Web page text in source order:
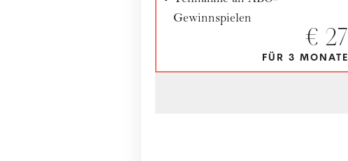
Gewinnspielen
€ 27
FÜR 3 MONATE